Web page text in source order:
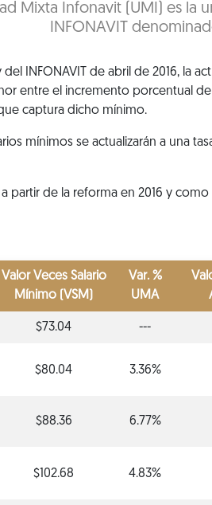
Mixta Infonavit (UMI) es la
INFONAVIT
INFONAVIT de abril de 2016, la
entre el incremento porcentual
captura dicho mínimo.
mínimos se actualizarán a una
partir de la reforma en 2016 y
Valor Veces Salario
Mínimo (VSM)
Var. %
UMA
$73.04 ---
$80.04 3.36%
$88.36 6.77%
$102.68 4.83%